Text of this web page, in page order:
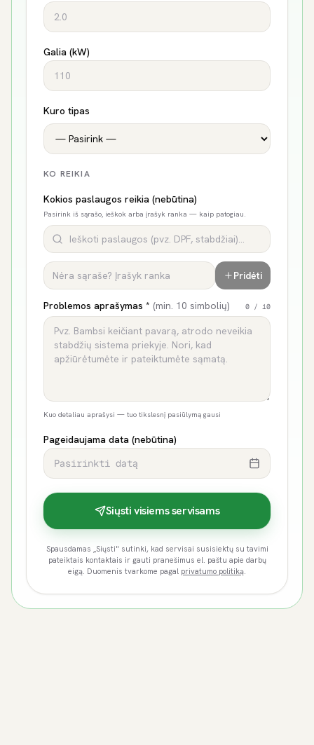
Galia (kW)
Kuro tipas
KO REIKIA
Kokios paslaugos reikia (nebūtina)
Pasirink iš sąrašo, ieškok arba įrašyk ranka — kaip patogiau.
Pridėti
Problemos aprašymas * (min. 10 simbolių) 0 / 10
Kuo detaliau aprašysi — tuo tikslesnį pasiūlymą gausi
Pageidaujama data (nebūtina)
Pasirinkti datą
Siųsti visiems servisams
Spausdamas „Siųsti" sutinki, kad servisai susisiektų su tavimi
pateiktais kontaktais ir gauti pranešimus el. paštu apie darbų
eigą. Duomenis tvarkome pagal privatumo politiką.